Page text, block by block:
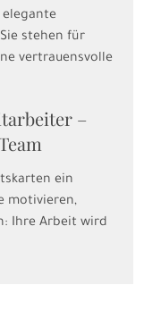
stehen für
vertrauensvolle
–
ein
motivieren,
Ihre Arbeit wird